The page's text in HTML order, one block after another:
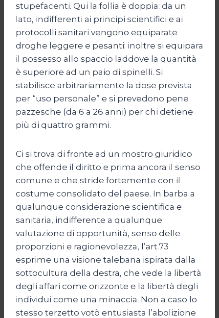
stupefacenti. Qui la follia è doppia: da un
lato, indifferenti ai principi scientifici e ai
protocolli sanitari vengono equiparate
droghe leggere e pesanti: inoltre si equipara
il possesso allo spaccio laddove la quantità
è superiore ad un paio di spinelli. Si
stabilisce arbitrariamente la dose prevista
per “uso personale” e si prevedono pene
pazzesche (da 6 a 26 anni) per chi detiene
più di quattro grammi.
Ci si trova di fronte ad un mostro giuridico
che offende il diritto e prima ancora il senso
comune e che stride fortemente con il
costume consolidato del paese. In barba a
qualunque considerazione scientifica e
sanitaria, indifferente a qualunque
valutazione di opportunità, senso delle
proporzioni e ragionevolezza, l’art.73
esprime una visione talebana ispirata dalla
sottocultura della destra, che vede la libertà
degli affari come orizzonte e la libertà degli
individui come una minaccia. Non a caso lo
stesso terzetto votò entusiasta l’abolizione